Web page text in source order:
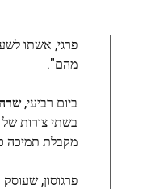
פרגי, אשתו
מהם".
ביום רביעי, שרה
בשתי צורות
מקבלת תמיכה